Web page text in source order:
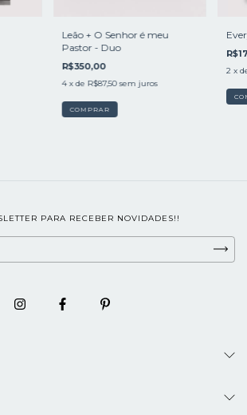
Leão + O Senhor é meu
Pastor - Duo
R$350,00
4 x de R$87,50 sem juros
COMPRAR
2 x
PARA RECEBER NOVIDADES!!